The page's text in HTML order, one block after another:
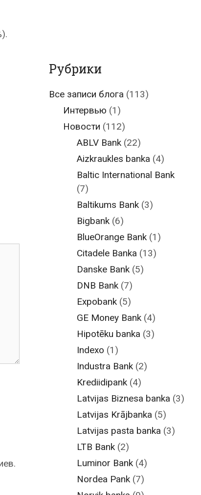
Рубрики
Все записи блога (113)
Интервью (1)
Новости (112)
ABLV Bank (22)
Aizkraukles banka (4)
Baltic International Bank
(7)
Baltikums Bank (3)
Bigbank (6)
BlueOrange Bank (1)
Citadele Banka (13)
Danske Bank (5)
DNB Bank (7)
Expobank (5)
GE Money Bank (4)
Hipotēku banka (3)
Indexo (1)
Industra Bank (2)
Krediidipank (4)
Latvijas Biznesa banka (3)
Latvijas Krājbanka (5)
Latvijas pasta banka (3)
LTB Bank (2)
Luminor Bank (4)
Nordea Pank (7)